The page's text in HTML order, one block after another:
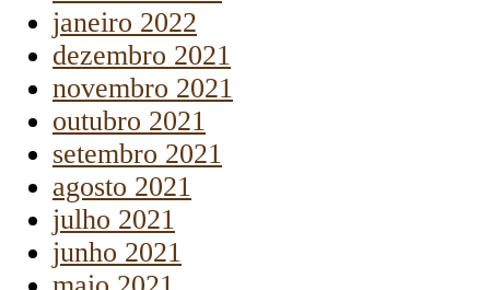
janeiro 2022
dezembro 2021
novembro 2021
outubro 2021
setembro 2021
agosto 2021
julho 2021
junho 2021